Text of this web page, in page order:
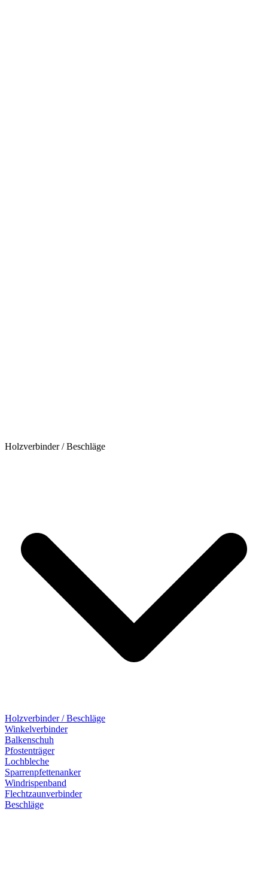
Holzverbinder / Beschläge
Holzverbinder / Beschläge
Winkelverbinder
Balkenschuh
Pfostenträger
Lochbleche
Sparrenpfettenanker
Windrispenband
Flechtzaunverbinder
Beschläge